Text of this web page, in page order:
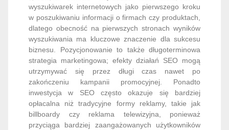
wyszukiwarek internetowych jako pierwszego kroku
w poszukiwaniu informacji o firmach czy produktach,
dlatego obecność na pierwszych stronach wyników
wyszukiwania ma kluczowe znaczenie dla sukcesu
biznesu. Pozycjonowanie to także długoterminowa
strategia marketingowa; efekty działań SEO mogą
utrzymywać się przez długi czas nawet po
zakończeniu kampanii promocyjnej. Ponadto
inwestycja w SEO często okazuje się bardziej
opłacalna niż tradycyjne formy reklamy, takie jak
billboardy czy reklama telewizyjna, ponieważ
przyciąga bardziej zaangażowanych użytkowników